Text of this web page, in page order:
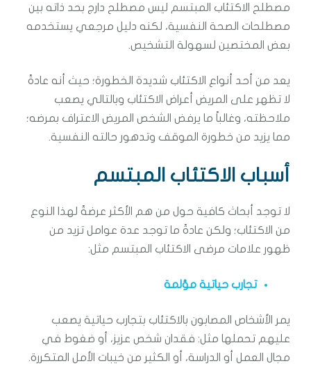
مصطلح الاكتئاب المبتسم ليس مصطلح دارج بحد ذاته بين
مصطلحات الصحة النفسية، لكنه دليل مرجعي يستخدمه
بعض المختصين لسهولة التشخيص.
يعد من أحد أنواع الاكتئاب شديدة الخطورة؛ حيث أنه عادةً
لا تظهر على المريض أعراض الاكتئاب وبالتالي يصعب
ملاحظته، وغالباً ما يرفض الشخص المريض الاعتراف بمرضه؛
مما يزيد من خطورة الموقف وتدهور حالته النفسية.
أسباب الاكتئاب المبتسم
لا توجد أبحاث كافية حول من هم الأكثر عرضةً لهذا النوع
من الاكتئاب؛ ولكن عادةً ما توجد عدة عوامل تزيد من
ظهور علامات مرضى الاكتئاب المبتسم مثل:
تجارب حياتية مؤلمة
يمر الأشخاص المصابون بالاكتئاب بتجارب حياتية يصعب
عليهم تحملها مثل: فقدان شخص عزيز، أو ضغوط في
مجال العمل أو الدراسة، أو الكثير من خيبات الأمل المتكررة.